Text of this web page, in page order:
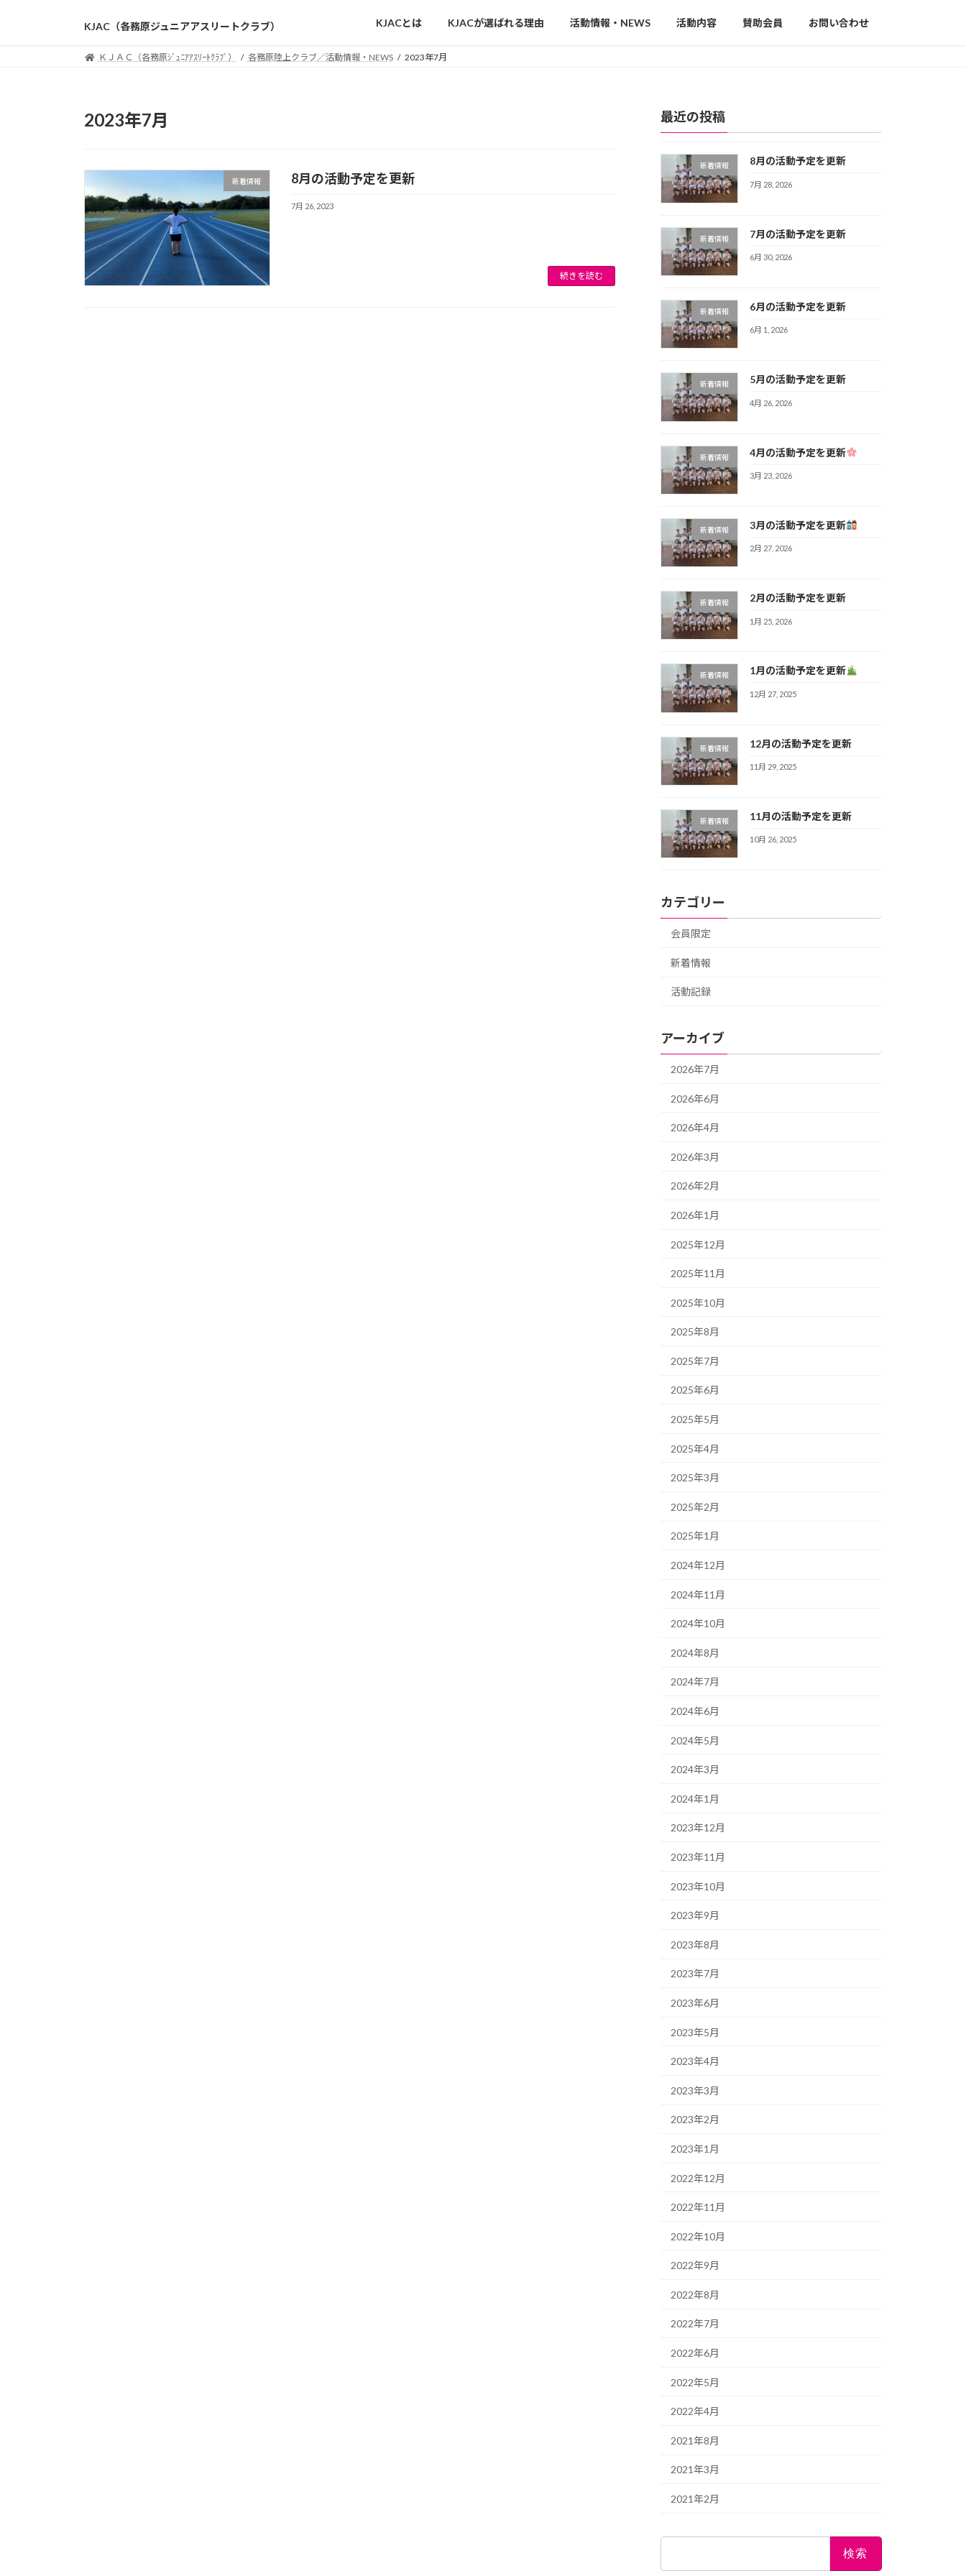
KJACとは KJACが選ばれる理由 活動情報・NEWS 活動内容 賛助会員 お問い合わせ
ＫＪＡＣ（各務原ｼﾞｭﾆｱｱｽﾘｰﾄｸﾗﾌﾞ） 各務原陸上クラブ／活動情報・NEWS 2023年7月
2023年7月
新着情報 8月の活動予定を更新
7月 26, 2023
続きを読む
最近の投稿
新着情報 8月の活動予定を更新
7月 28, 2026
新着情報 7月の活動予定を更新
6月 30, 2026
新着情報 6月の活動予定を更新
6月 1, 2026
新着情報 5月の活動予定を更新
4月 26, 2026
新着情報 4月の活動予定を更新
3月 23, 2026
新着情報 3月の活動予定を更新
2月 27, 2026
新着情報 2月の活動予定を更新
1月 25, 2026
新着情報 1月の活動予定を更新
12月 27, 2025
新着情報 12月の活動予定を更新
11月 29, 2025
新着情報 11月の活動予定を更新
10月 26, 2025
カテゴリー
会員限定
新着情報
活動記録
アーカイブ
2026年7月
2026年6月
2026年4月
2026年3月
2026年2月
2026年1月
2025年12月
2025年11月
2025年10月
2025年8月
2025年7月
2025年6月
2025年5月
2025年4月
2025年3月
2025年2月
2025年1月
2024年12月
2024年11月
2024年10月
2024年8月
2024年7月
2024年6月
2024年5月
2024年3月
2024年1月
2023年12月
2023年11月
2023年10月
2023年9月
2023年8月
2023年7月
2023年6月
2023年5月
2023年4月
2023年3月
2023年2月
2023年1月
2022年12月
2022年11月
2022年10月
2022年9月
2022年8月
2022年7月
2022年6月
2022年5月
2022年4月
2021年8月
2021年3月
2021年2月